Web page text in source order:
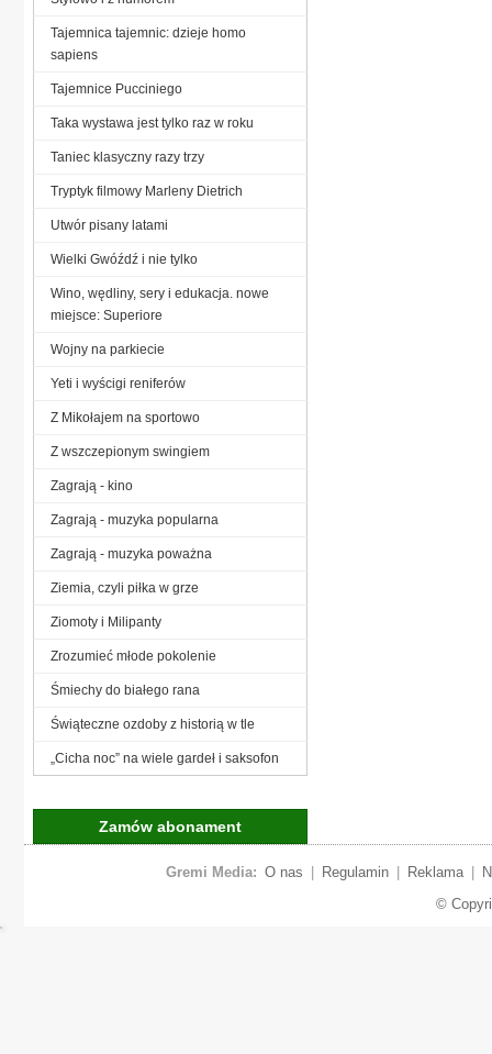
Tajemnica tajemnic: dzieje homo
sapiens
Tajemnice Pucciniego
Taka wystawa jest tylko raz w roku
Taniec klasyczny razy trzy
Tryptyk filmowy Marleny Dietrich
Utwór pisany latami
Wielki Gwóźdź i nie tylko
Wino, wędliny, sery i edukacja. nowe
miejsce: Superiore
Wojny na parkiecie
Yeti i wyścigi reniferów
Z Mikołajem na sportowo
Z wszczepionym swingiem
Zagrają - kino
Zagrają - muzyka popularna
Zagrają - muzyka poważna
Ziemia, czyli piłka w grze
Ziomoty i Milipanty
Zrozumieć młode pokolenie
Śmiechy do białego rana
Świąteczne ozdoby z historią w tle
„Cicha noc” na wiele gardeł i saksofon
Zamów abonament
Gremi Media: O nas Regulamin Reklama
©